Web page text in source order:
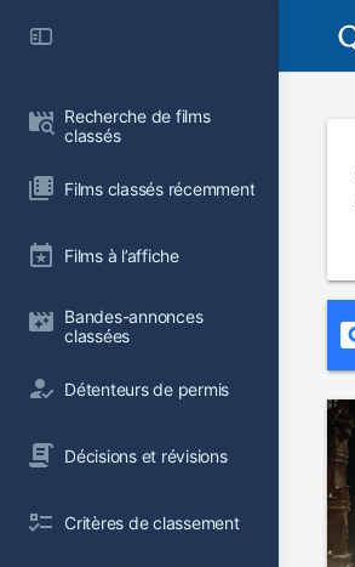
Recherche de films
classés
Films classés récemment
Films à l’affiche
Bandes-annonces
classées
Détenteurs de permis
Décisions et révisions
Critères de classement